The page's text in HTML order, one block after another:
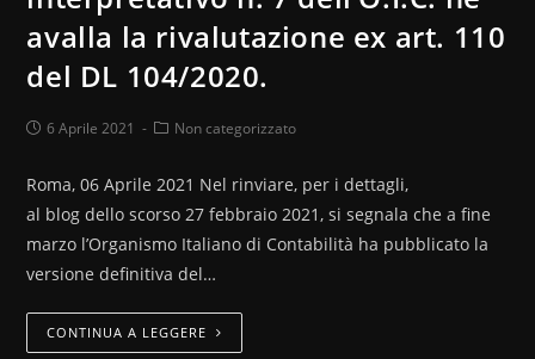
avalla la rivalutazione ex art. 110
del DL 104/2020.
6 Aprile 2021 Non categorizzato
Roma, 06 Aprile 2021 Nel rinviare, per i dettagli,
al blog dello scorso 27 febbraio 2021, si segnala che a fine
marzo l’Organismo Italiano di Contabilità ha pubblicato la
versione definitiva del…
CONTINUA A LEGGERE